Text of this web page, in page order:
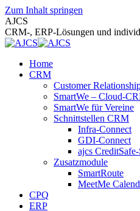
Zum Inhalt springen
AJCS
CRM-, ERP-Lösungen und
Home
CRM
Customer
SmartWe – Cloud-
SmartWe für Vereine
Schnittstellen CRM
Infra-Connect
GDI-Connect
ajcs
Zusatzmodule
SmartRoute
MeetMe
CPQ
ERP